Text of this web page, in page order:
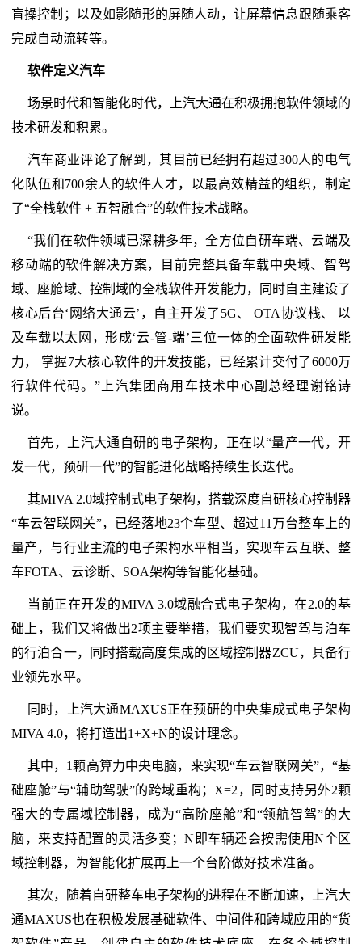
盲操控制；以及如影随形的屏随人动，让屏幕信息跟随乘客
完成自动流转等。
软件定义汽车
场景时代和智能化时代，上汽大通在积极拥抱软件领域的
技术研发和积累。
汽车商业评论了解到，其目前已经拥有超过300人的电气
化队伍和700余人的软件人才，以最高效精益的组织，制定
了“全栈软件 + 五智融合”的软件技术战略。
“我们在软件领域已深耕多年，全方位自研车端、云端及
移动端的软件解决方案，目前完整具备车载中央域、智驾
域、座舱域、控制域的全栈软件开发能力，同时自主建设了
核心后台‘网络大通云’，自主开发了5G、 OTA协议栈、 以
及车载以太网，形成‘云-管-端’三位一体的全面软件研发能
力， 掌握7大核心软件的开发技能，已经累计交付了6000万
行软件代码。”上汽集团商用车技术中心副总经理谢铭诗
说。
首先，上汽大通自研的电子架构，正在以“量产一代，开
发一代，预研一代”的智能进化战略持续生长迭代。
其MIVA 2.0域控制式电子架构，搭载深度自研核心控制器
“车云智联网关”，已经落地23个车型、超过11万台整车上的
量产，与行业主流的电子架构水平相当，实现车云互联、整
车FOTA、云诊断、SOA架构等智能化基础。
当前正在开发的MIVA 3.0域融合式电子架构，在2.0的基
础上，我们又将做出2项主要举措，我们要实现智驾与泊车
的行泊合一，同时搭载高度集成的区域控制器ZCU，具备行
业领先水平。
同时，上汽大通MAXUS正在预研的中央集成式电子架构
MIVA 4.0，将打造出1+X+N的设计理念。
其中，1颗高算力中央电脑，来实现“车云智联网关”，“基
础座舱”与“辅助驾驶”的跨域重构；X=2，同时支持另外2颗
强大的专属域控制器，成为“高阶座舱”和“领航智驾”的大
脑，来支持配置的灵活多变；N即车辆还会按需使用N个区
域控制器，为智能化扩展再上一个台阶做好技术准备。
其次，随着自研整车电子架构的进程在不断加速，上汽大
通MAXUS也在积极发展基础软件、中间件和跨域应用的“货